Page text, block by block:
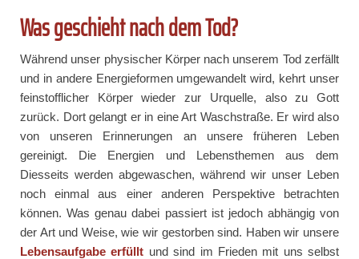
Was geschieht nach dem Tod?
Während unser physischer Körper nach unserem Tod zerfällt
und in andere Energieformen umgewandelt wird, kehrt unser
feinstofflicher Körper wieder zur Urquelle, also zu Gott
zurück. Dort gelangt er in eine Art Waschstraße. Er wird also
von unseren Erinnerungen an unsere früheren Leben
gereinigt. Die Energien und Lebensthemen aus dem
Diesseits werden abgewaschen, während wir unser Leben
noch einmal aus einer anderen Perspektive betrachten
können. Was genau dabei passiert ist jedoch abhängig von
der Art und Weise, wie wir gestorben sind. Haben wir unsere
Lebensaufgabe erfüllt und sind im Frieden mit uns selbst